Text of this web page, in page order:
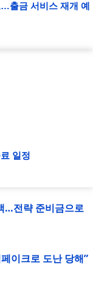
출금 서비스 재개 예
일정
…전략 준비금으로
이크로 도난 당해”